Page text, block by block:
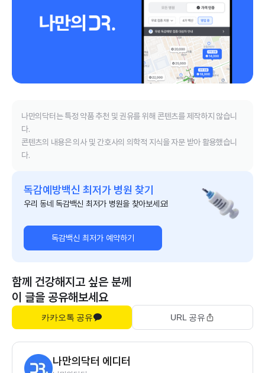
나만의닥터는 특정 약품 추천 및 권유를 위해 콘텐츠를 제작하지 않습니
다.
콘텐츠의 내용은 의사 및 간호사의 의학적 지식을 자문 받아 활용했습니
다.
독감예방백신 최저가 병원 찾기
우리 동네 독감백신 최저가 병원을 찾아보세요!
독감백신 최저가 예약하기
함께 건강해지고 싶은 분께
이 글을 공유해보세요
카카오톡 공유 URL 공유
나만의닥터 에디터